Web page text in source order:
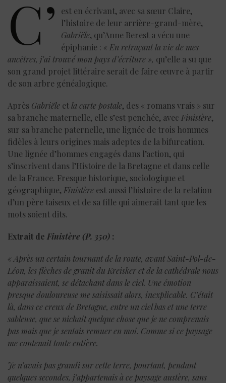
C’
est en écrivant, avec sa sœur Claire,
l’histoire de leur arrière-grand-mère,
Gabriële, qu’Anne Berest a vécu une
épiphanie : « En retraçant la vie de mes
ancêtres, j’ai trouvé mon pays d’écriture », qu’elle a su que
son grand projet littéraire serait de faire œuvre à partir
de son arbre généalogique.
Après Gabriële et la carte postale, des « romans vrais » sur
sa branche maternelle, elle s’est penchée, avec Finistère,
sur sa branche paternelle, une lignée de trois hommes
fidèles à leurs origines mais adeptes de la bifurcation.
Une lignée d’hommes engagés dans l’action, qui
s’inscrivent dans l’Histoire de la Bretagne et dans celle
de la France. Fresque historique, sociologique et
géographique, Finistère est aussi l’histoire de la relation
d’un père taiseux et de sa fille qui aimerait tant que les
mots soient dits.
Extrait de Finistère (P. 350) :
« Après un certain tournant de la route, avant Saint-Pol-de-
Léon, les flèches de granit du Kreisker et de la cathédrale nous
apparaissaient, se détachant dans le ciel. Une émotion
presque douloureuse me saisissait alors, inexplicable. C’était
là, dans ce creux de Bretagne, entre un ciel bas et une terre
sableuse, que se nichait quelque chose que je ne comprenais
pas mais que je sentais remuer en moi. Comme si ce paysage
me contenait toute entière.
Je n’avais pas grandi sur cette terre, pourtant, pendant
quelques secondes, j’appartenais à ce paysage austère, sans